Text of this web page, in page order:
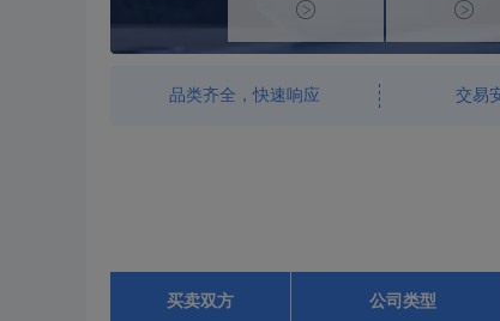
买订金
品类齐全，快速响应 交易
买卖双方 公司类型